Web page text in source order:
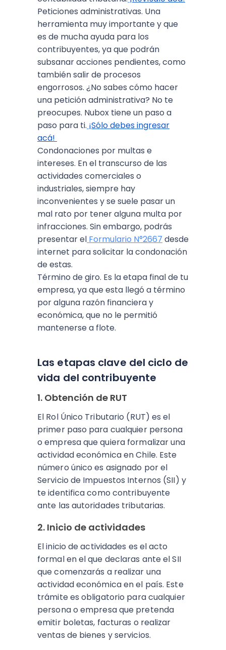
Peticiones administrativas. Una
herramienta muy importante y que
es de mucha ayuda para los
contribuyentes, ya que podrán
subsanar acciones pendientes, como
también salir de procesos
engorrosos. ¿No sabes cómo hacer
una petición administrativa? No te
preocupes. Nubox tiene un paso a
paso para ti. ¡Sólo debes ingresar
acá!
Condonaciones por multas e
intereses. En el transcurso de las
actividades comerciales o
industriales, siempre hay
inconvenientes y se suele pasar un
mal rato por tener alguna multa por
infracciones. Sin embargo, podrás
presentar el Formulario N°2667 desde
internet para solicitar la condonación
de estas.
Término de giro. Es la etapa final de tu
empresa, ya que esta llegó a término
por alguna razón financiera y
económica, que no le permitió
mantenerse a flote.
Las etapas clave del ciclo de
vida del contribuyente
1. Obtención de RUT
El Rol Único Tributario (RUT) es el
primer paso para cualquier persona
o empresa que quiera formalizar una
actividad económica en Chile. Este
número único es asignado por el
Servicio de Impuestos Internos (SII) y
te identifica como contribuyente
ante las autoridades tributarias.
2. Inicio de actividades
El inicio de actividades es el acto
formal en el que declaras ante el SII
que comenzarás a realizar una
actividad económica en el país. Este
trámite es obligatorio para cualquier
persona o empresa que pretenda
emitir boletas, facturas o realizar
ventas de bienes y servicios.